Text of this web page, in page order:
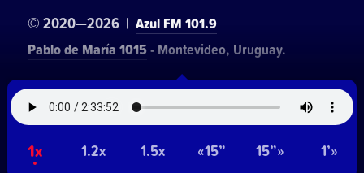
1x 1.2x 1.5x «15” 15”» 1’»
© 2020—2026 | Azul FM 101.9
Pablo de María 1015- Montevideo, Uruguay.
Contacto comercial:Walter Lapachian• Hosting:
NetUy
Privacidad~Términos y condiciones